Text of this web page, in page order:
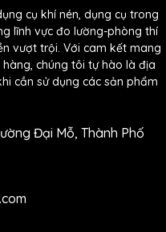
cụ khí nén, dụng cụ trong
lĩnh vực đo lường-phòng thí
vượt trội. Với cam kết mang
chúng tôi tự hào là địa
cần sử dụng các sản phẩm
Đại Mỗ, Thành Phố